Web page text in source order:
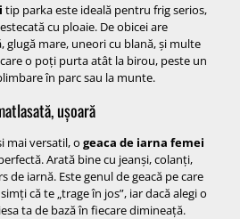
tip parka este ideală pentru frig serios,
cu ploaie. De obicei are
glugă mare, uneori cu blană, și multe
o poți purta atât la birou, peste un
în parc sau la munte.
ușoară
mai versatil, o geaca de iarna femei
Arată bine cu jeanși, colanți,
de iarnă. Este genul de geacă pe care
că te „trage în jos”, iar dacă alegi o
ta de bază în fiecare dimineață.